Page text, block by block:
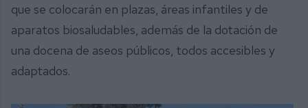
que se colocarán en plazas, áreas infantiles y de
aparatos biosaludables, además de la dotación de
una docena de aseos públicos, todos accesibles y
adaptados.